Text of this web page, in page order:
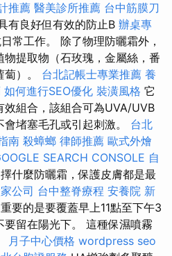
推薦 醫美診所推薦 台中筋膜刀
有良好但有效的防止B 辦桌專
常工作。 除了物理防曬霜外，
提取物（石玫瑰，金屬絲，番
）。 台北記帳士專業推薦 養
如何進行SEO優化 裝潢風格 它
效組合，該組合可為UVA/UVB
堵塞毛孔或引起刺激。 台北
南 殺蟑螂 律師推薦 歐式外燴
SEARCH CONSOLE 自
什麼防曬霜，保護皮膚都是最
公司 台中整脊療程 安養院 新
要的是要覆蓋早上11點至下午3
留在陽光下。 這種保濕噴霧
月子中心價格 wordpress seo